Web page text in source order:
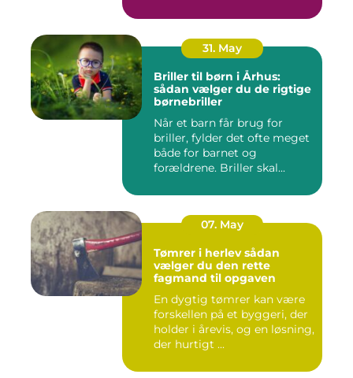
31. May
Briller til børn i Århus:
sådan vælger du de rigtige
børnebriller
Når et barn får brug for
briller, fylder det ofte meget
både for barnet og
forældrene. Briller skal...
07. May
Tømrer i herlev sådan
vælger du den rette
fagmand til opgaven
En dygtig tømrer kan være
forskellen på et byggeri, der
holder i årevis, og en løsning,
der hurtigt ...